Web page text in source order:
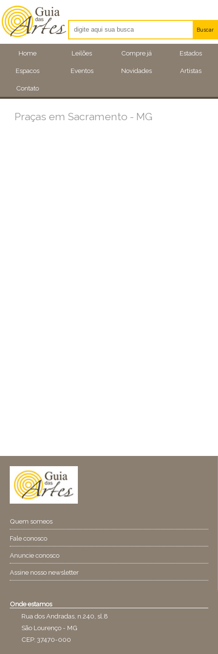
Home Leilões Compre já Estados
Espacos Eventos Novidades Artistas
Contato
Buscar
Artistas
Eventos
Praças em Sacramento - MG
Quem someos
Fale conosco
Anuncie conosco
Assine nosso newsletter
Onde estamos
Rua dos Andradas, n.240, sl.8
São Lourenço - MG
CEP: 37470-000